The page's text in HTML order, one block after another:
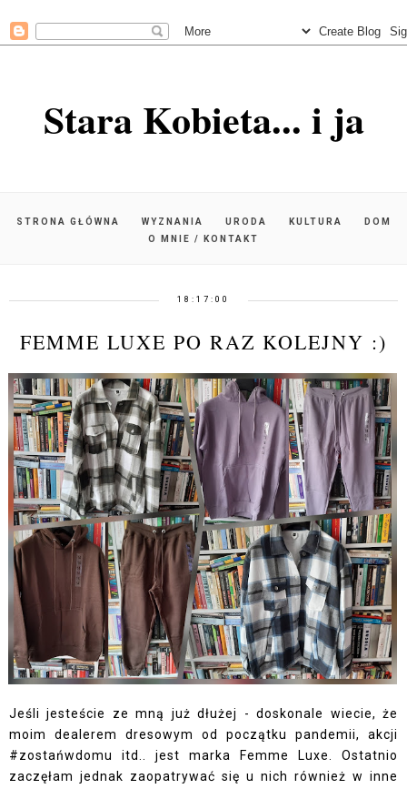
Stara Kobieta... i ja
STRONA GŁÓWNA WYZNANIA URODA KULTURA
DOM
O MNIE / KONTAKT
18:17:00
FEMME LUXE PO RAZ KOLEJNY :)
Jeśli jesteście ze mną już dłużej - doskonale wiecie, że
moim dealerem dresowym od początku pandemii, akcji
#zostańwdomu itd.. jest marka Femme Luxe. Ostatnio
zaczęłam jednak zaopatrywać się u nich również w inne